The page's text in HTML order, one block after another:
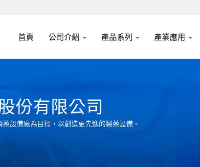
首頁 公司介紹 產品系列 產業應用
份有限公司
設備廠為目標，以創造更先進的製藥設備。